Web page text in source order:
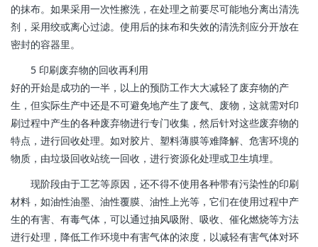
的抹布。如果采用一次性擦洗，在处理之前要尽可能地分离出清洗
剂，采用绞或离心过滤。使用后的抹布和失效的清洗剂应分开放在
密封的容器里。
5 印刷废弃物的回收再利用
好的开始是成功的一半，以上的预防工作大大减轻了废弃物的产
生，但实际生产中还是不可避免地产生了废气、废物，这就需对印
刷过程中产生的各种废弃物进行专门收集，然后针对这些废弃物的
特点，进行回收处理。如对胶片、塑料薄膜等难降解、危害环境的
物质，由垃圾回收站统一回收，进行资源化处理或卫生填埋。
现阶段由于工艺等原因，还不得不使用各种带有污染性的印刷
材料，如油性油墨、油性覆膜、油性上光等，它们在使用过程中产
生的有害、有毒气体，可以通过抽风吸附、吸收、催化燃烧等方法
进行处理，降低工作环境中有害气体的浓度，以减轻有害气体对环